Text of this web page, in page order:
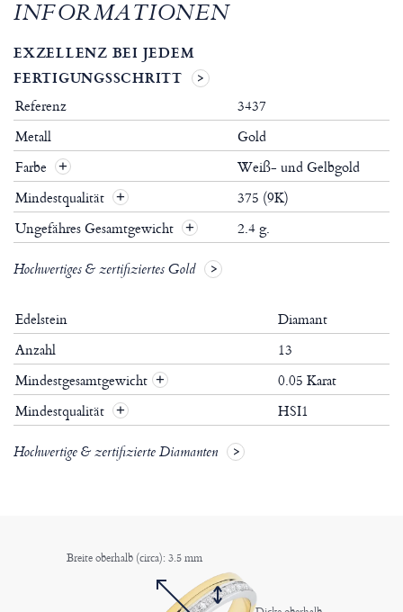
INFORMATIONEN
EXZELLENZ BEI JEDEM
FERTIGUNGSSCHRITT
Referenz
3437
Metall
Gold
Farbe
Weiß- und Gelbgold
Mindestqualität
375 (9K)
Ungefähres Gesamtgewicht
2.4 g.
Hochwertiges & zertifiziertes Gold
Edelstein
Diamant
Anzahl
13
Mindestgesamtgewicht +
0.05 Karat
Mindestqualität
+ HSI1
Hochwertige & zertifizierte Diamanten
Breite oberhalb (circa): 3.5 mm